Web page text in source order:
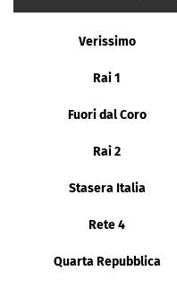
Verissimo
Rai 1
Fuori dal Coro
Rai 2
Stasera Italia
Rete 4
Quarta Repubblica